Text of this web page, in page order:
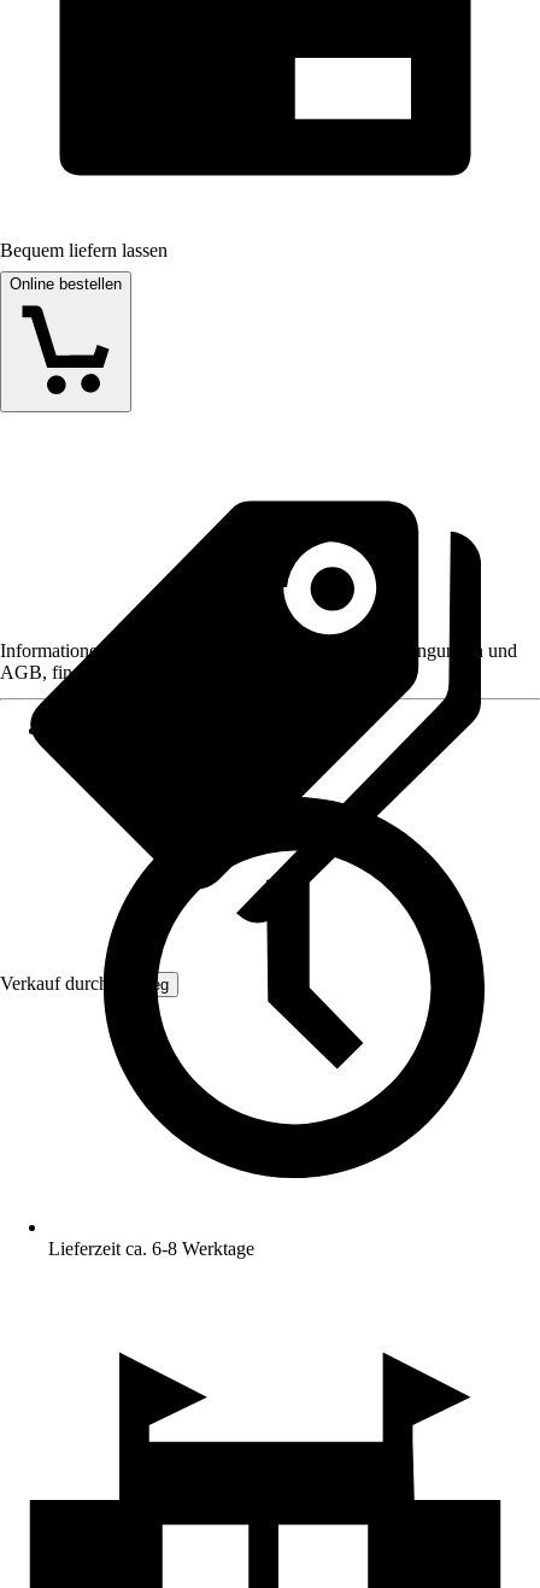
Bequem liefern lassen
Online bestellen
Verkauf durch: Gimeg
Informationen des Verkäufers, wie z. B. Rückgabebedingungen und
AGB, finden Sie bei Klick auf den Verkäufernamen.
Lieferzeit ca. 6-8 Werktage